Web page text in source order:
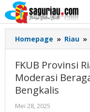
Lewati
ke
konten
Homepage » Riau »
FKUB Provinsi
Moderasi
Bengkalis
Mei 28, 2025